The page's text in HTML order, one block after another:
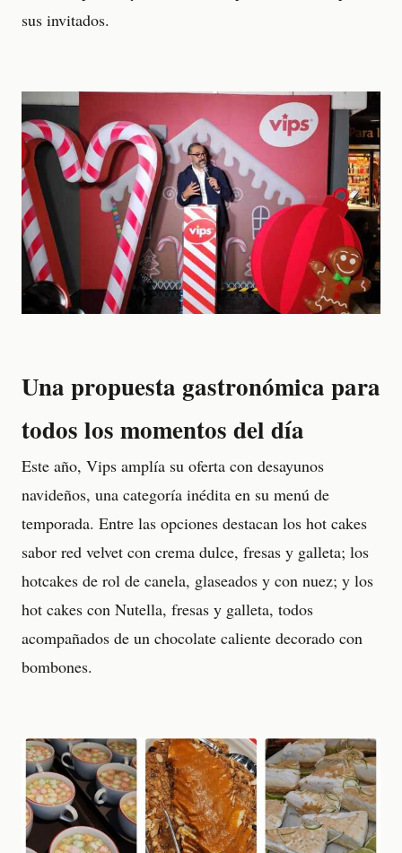
sus invitados.
Una propuesta gastronómica para
todos los momentos del día
Este año, Vips amplía su oferta con desayunos
navideños, una categoría inédita en su menú de
temporada. Entre las opciones destacan los hot cakes
sabor red velvet con crema dulce, fresas y galleta; los
hotcakes de rol de canela, glaseados y con nuez; y los
hot cakes con Nutella, fresas y galleta, todos
acompañados de un chocolate caliente decorado con
bombones.